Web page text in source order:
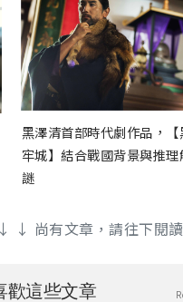
黑澤清首部時代劇作品，【
牢城】結合戰國背景與推理
謎
↓ 尚有文章，請往下閱
歡這些文章